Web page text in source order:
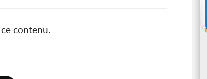
contenu.